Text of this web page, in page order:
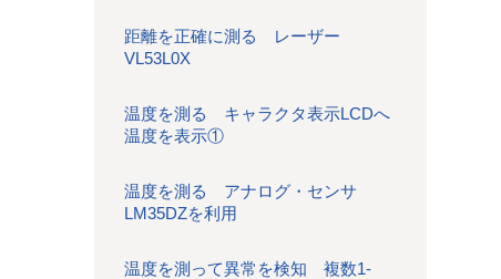
距離を正確に測る レーザー
VL53L0X
温度を測る キャラクタ表示LCDへ
温度を表示①
温度を測る アナログ・センサ
LM35DZを利用
温度を測って異常を検知 複数1-